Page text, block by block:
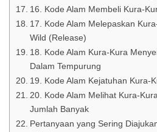
16. Kode Alam Membeli Kura-
17. Kode Alam Melepaskan
Wild (Release)
18. Kode Alam Kura-Kura
Dalam Tempurung
19. Kode Alam Kejatuhan Kura-
20. Kode Alam Melihat Kura-
Jumlah Banyak
Pertanyaan yang Sering